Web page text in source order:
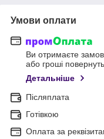
Умови оплати
Ви отримаєте
або гроші
Детальніше
Післяплата
Готівкою
Оплата за